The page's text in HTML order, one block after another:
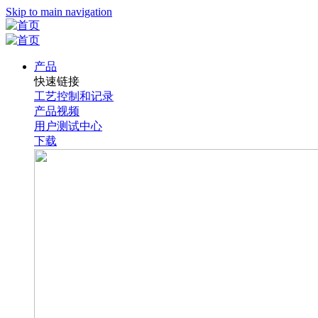
Skip to main navigation
产品
快速链接
工艺控制和记录
产品视频
用户测试中心
下载